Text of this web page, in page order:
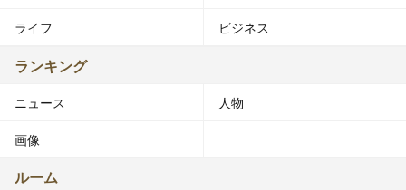
◆来歴・人物◆
身長：153センチ[1]。
の幼稚園2校・小学校5校・中学校2校に通った。1学期だ
中学・高校時代は鹿児島市に住んでいたが、その後、福岡
県の筑紫中央高校へ転校した[3]。
ライフ ビジネス
ランキング
ニュース 人物
画像
ルーム